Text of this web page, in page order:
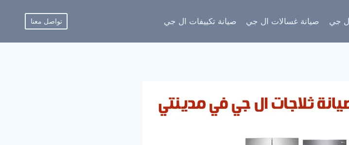
جي صيانة غسالات ال جي صيانة تكييفات ال جي تواصل معنا